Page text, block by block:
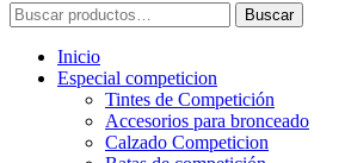
Buscar
por:
Buscar
Inicio
Especial competicion
Tintes de Competición
Accesorios para bronceado
Calzado Competicion